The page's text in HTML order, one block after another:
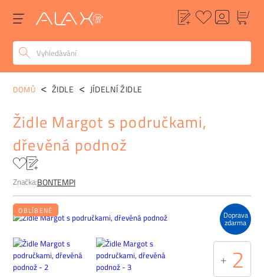
POPIS ALTERNATIVY
DOMŮ ŽIDLE JÍDELNÍ ŽIDLE
Židle Margot s područkami,
dřevěná podnož
Značka:BONTEMPI
+ 2
Doprava
zdarma
OBLÍBENÉ